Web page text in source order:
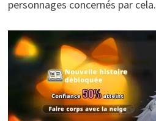
personnages concernés par cela.